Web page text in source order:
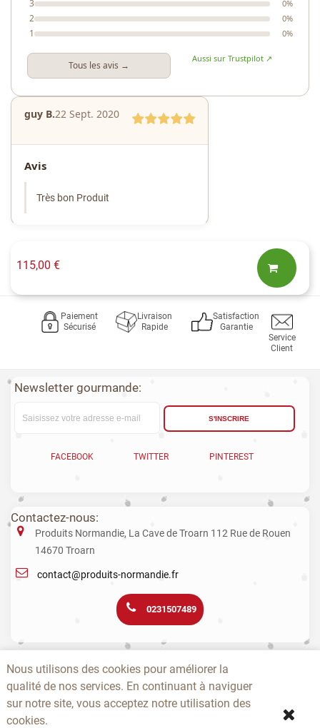
3 0%
2 0%
1 0%
Tous les avis →
Aussi sur Trustpilot ↗
guy B.22 Sept. 2020
Avis
Très bon Produit
115,00 €
Paiement
Sécurisé
Livraison
Rapide
Satisfaction
Garantie
Service
Client
Newsletter gourmande:
S'INSCRIRE
FACEBOOK TWITTER PINTEREST
Contactez-nous:
Produits Normandie, La Cave de Troarn 112 Rue de Rouen
14670 Troarn
contact@produits-normandie.fr
0231507489
Nous utilisons des cookies pour améliorer la
qualité de nos services. En continuant à naviguer
sur notre site, vous acceptez notre utilisation des
cookies.
pour la santé. La consommation de boissons alcoolisées pendant la
grossesse, même en faible quantité, peut avoir des conséquences
graves sur la santé de l’enfant.
A PROPOS - -